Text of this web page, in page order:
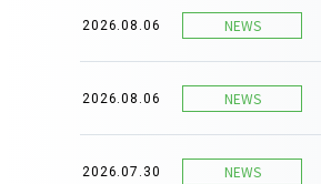
2026.08.06 NEWS
2026.08.06 NEWS
2026.07.30 NEWS